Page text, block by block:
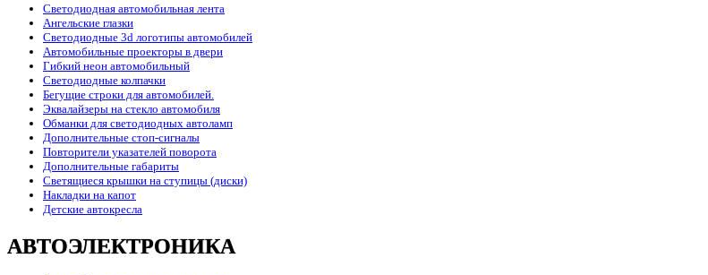
Светодиодная автомобильная лента
Ангельские глазки
Светодиодные 3d логотипы автомобилей
Автомобильные проекторы в двери
Гибкий неон автомобильный
Светодиодные колпачки
Бегущие строки для автомобилей.
Эквалайзеры на стекло автомобиля
Обманки для светодиодных автоламп
Дополнительные стоп-сигналы
Повторители указателей поворота
Дополнительные габариты
Светящиеся крышки на ступицы (диски)
Накладки на капот
Детские автокресла
АВТОЭЛЕКТРОНИКА